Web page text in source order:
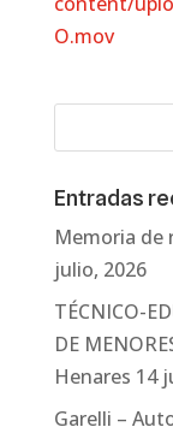
O.mov
Entradas
Memoria de
julio, 2026
TÉCNICO-
DE
Henares 14
Garelli –